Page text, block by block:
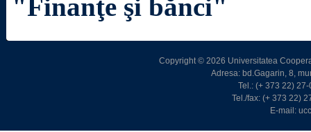
"Finanţe şi bănci"
Copyright © 2026 Universitatea
Adresa: bd.Gagarin, 8,
Tel.: (+ 373 22)
Tel./fax: (+ 373 22)
E-mail: